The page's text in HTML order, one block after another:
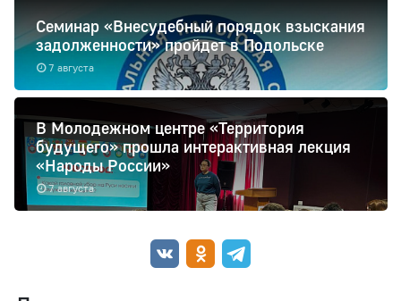
7 августа
Семинар «Внесудебный порядок взыскания
задолженности» пройдет в Подольске
7 августа
В Молодежном центре «Территория
будущего» прошла интерактивная лекция
«Народы России»